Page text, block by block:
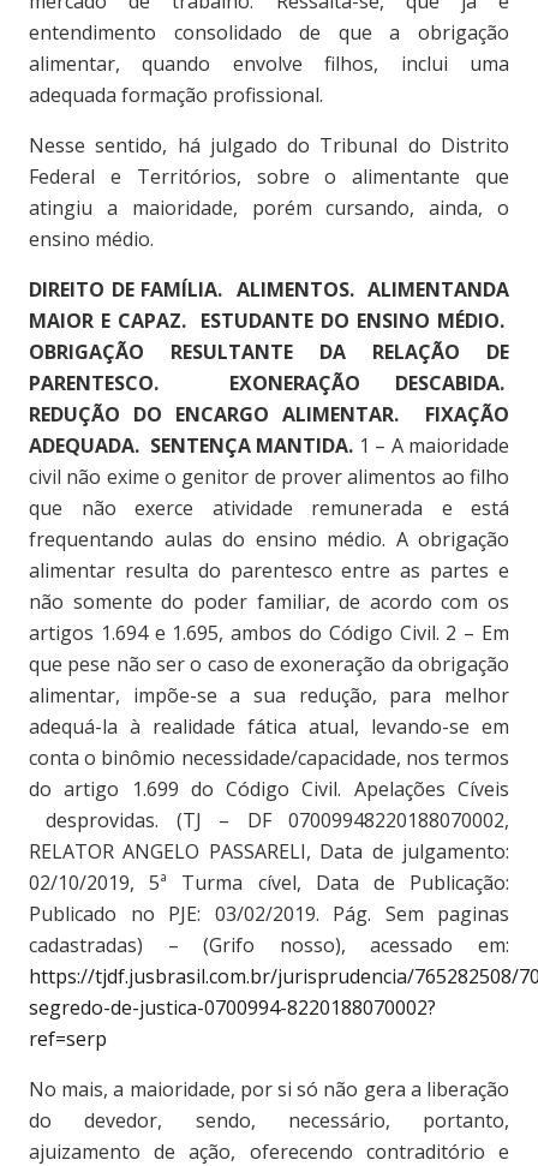
entendimento consolidado de que a obrigação
alimentar, quando envolve filhos, inclui uma
adequada formação profissional.
Nesse sentido, há julgado do Tribunal do Distrito
Federal e Territórios, sobre o alimentante que
atingiu a maioridade, porém cursando, ainda, o
ensino médio.
DIREITO DE FAMÍLIA. ALIMENTOS. ALIMENTANDA
MAIOR E CAPAZ. ESTUDANTE DO ENSINO MÉDIO.
OBRIGAÇÃO RESULTANTE DA RELAÇÃO DE
PARENTESCO. EXONERAÇÃO DESCABIDA.
REDUÇÃO DO ENCARGO ALIMENTAR. FIXAÇÃO
ADEQUADA. SENTENÇA MANTIDA. 1 – A maioridade
civil não exime o genitor de prover alimentos ao filho
que não exerce atividade remunerada e está
frequentando aulas do ensino médio. A obrigação
alimentar resulta do parentesco entre as partes e
não somente do poder familiar, de acordo com os
artigos 1.694 e 1.695, ambos do Código Civil. 2 – Em
que pese não ser o caso de exoneração da obrigação
alimentar, impõe-se a sua redução, para melhor
adequá-la à realidade fática atual, levando-se em
conta o binômio necessidade/capacidade, nos termos
do artigo 1.699 do Código Civil. Apelações Cíveis
desprovidas. (TJ – DF 07009948220188070002,
RELATOR ANGELO PASSARELI, Data de julgamento:
02/10/2019, 5ª Turma cível, Data de Publicação:
Publicado no PJE: 03/02/2019. Pág. Sem paginas
cadastradas) – (Grifo nosso), acessado em:
https://tjdf.jusbrasil.com.br/jurisprudencia/765282508/
segredo-de-justica-0700994-8220188070002?
ref=serp
No mais, a maioridade, por si só não gera a liberação
do devedor, sendo, necessário, portanto,
ajuizamento de ação, oferecendo contraditório e